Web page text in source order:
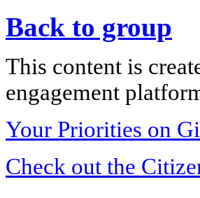
Back to group
This content is
engagement
Your Priorities on
Check out the